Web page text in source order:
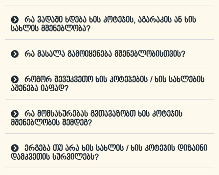
რა ვადაში ხდება ხის კოტეჯის, აგარაკის ან ხის
სახლის მშენებლობა?
რა მასალა გამოიყენება მშენებლობისთვის?
როგორ შევუკვეთო ხის კოტეჯების / ხის სახლების
აშენება იაფად?
რა მომსახურებას გვთავაზობთ ხის კოტეჯის
მშენებლობის შემდეგ?
ერგება თუ არა ხის სახლის / ხის კოტეჯის დიზაინი
დამკვეთის სურვილებს?